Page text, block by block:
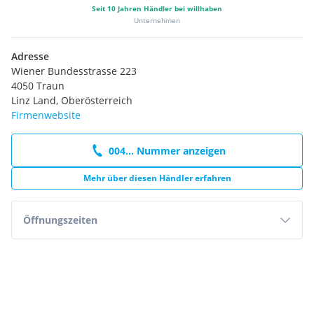
Seit 10 Jahren Händler bei willhaben
Unternehmen
Adresse
Wiener Bundesstrasse 223
4050 Traun
Linz Land, Oberösterreich
Firmenwebsite
004... Nummer anzeigen
Mehr über diesen Händler erfahren
Öffnungszeiten